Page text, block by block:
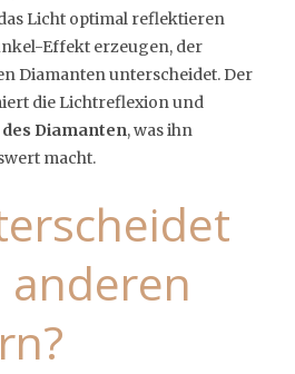
Licht optimal reflektieren
Effekt erzeugen, der
Diamanten unterscheidet. Der
die Lichtreflexion und
Diamanten, was ihn
macht.